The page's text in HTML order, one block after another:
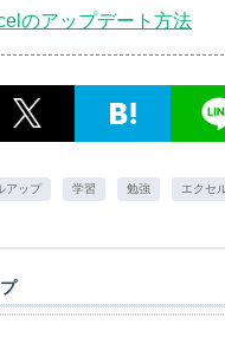
のアップデート方法
アップ 学習 勉強 エクセ